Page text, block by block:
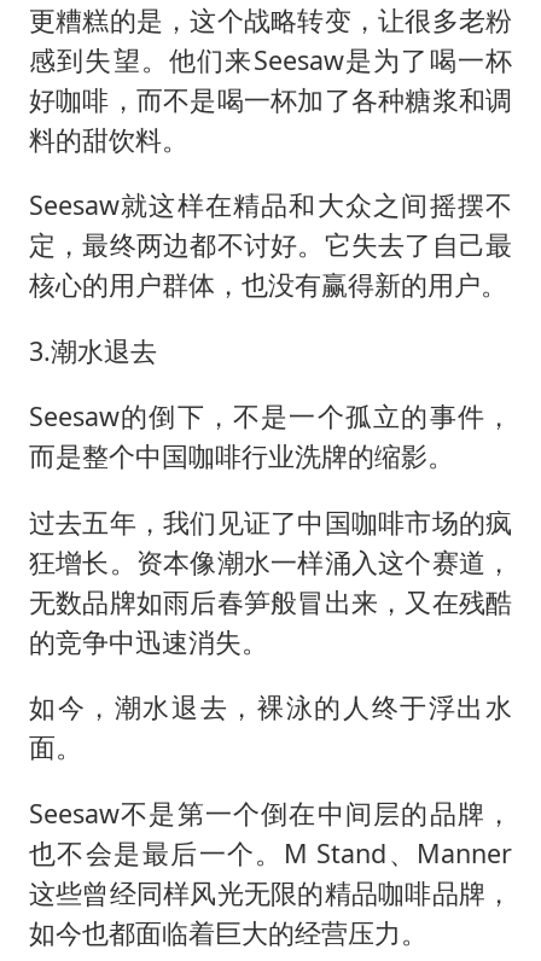
更糟糕的是，这个战略转变，让很多老粉
感到失望。他们来Seesaw是为了喝一杯
好咖啡，而不是喝一杯加了各种糖浆和调
料的甜饮料。
Seesaw就这样在精品和大众之间摇摆不
定，最终两边都不讨好。它失去了自己最
核心的用户群体，也没有赢得新的用户。
3.潮水退去
Seesaw的倒下，不是一个孤立的事件，
而是整个中国咖啡行业洗牌的缩影。
过去五年，我们见证了中国咖啡市场的疯
狂增长。资本像潮水一样涌入这个赛道，
无数品牌如雨后春笋般冒出来，又在残酷
的竞争中迅速消失。
如今，潮水退去，裸泳的人终于浮出水
面。
Seesaw不是第一个倒在中间层的品牌，
也不会是最后一个。M Stand、Manner
这些曾经同样风光无限的精品咖啡品牌，
如今也都面临着巨大的经营压力。